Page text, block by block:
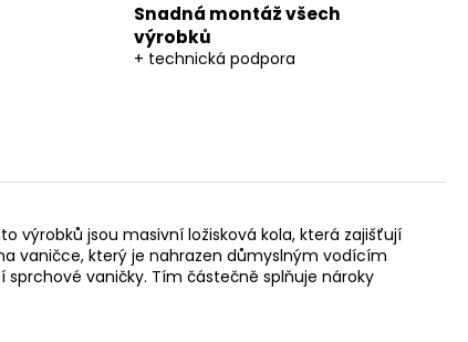
Snadná montáž všech
výrobků
+ technická podpora
výrobků jsou masivní ložisková kola, která zajišťují
vaničce, který je nahrazen důmyslným vodícím
vaničky. Tím částečně splňuje nároky